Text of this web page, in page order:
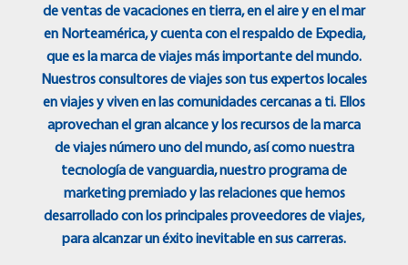
de ventas de vacaciones en tierra, en el aire y en el mar
en Norteamérica, y cuenta con el respaldo de Expedia,
que es la marca de viajes más importante del mundo.
Nuestros consultores de viajes son tus expertos locales
en viajes y viven en las comunidades cercanas a ti. Ellos
aprovechan el gran alcance y los recursos de la marca
de viajes número uno del mundo, así como nuestra
tecnología de vanguardia, nuestro programa de
marketing premiado y las relaciones que hemos
desarrollado con los principales proveedores de viajes,
para alcanzar un éxito inevitable en sus carreras.